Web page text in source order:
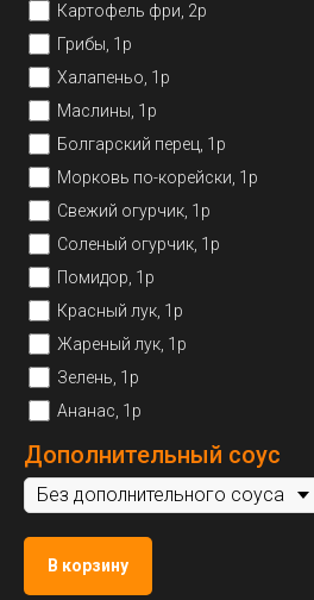
Картофель фри, 2р
Грибы, 1р
Халапеньо, 1р
Маслины, 1р
Болгарский перец, 1р
Морковь по-корейски, 1р
Свежий огурчик, 1р
Соленый огурчик, 1р
Помидор, 1р
Красный лук, 1р
Жареный лук, 1р
Зелень, 1р
Ананас, 1р
Дополнительный соус
В корзину